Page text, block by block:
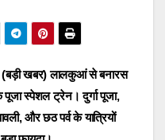
(बड़ी खबर) लालकुआं से बनारस
स्पेशल ट्रेन। दुर्गा पूजा,
और छठ पर्व के यात्रियों